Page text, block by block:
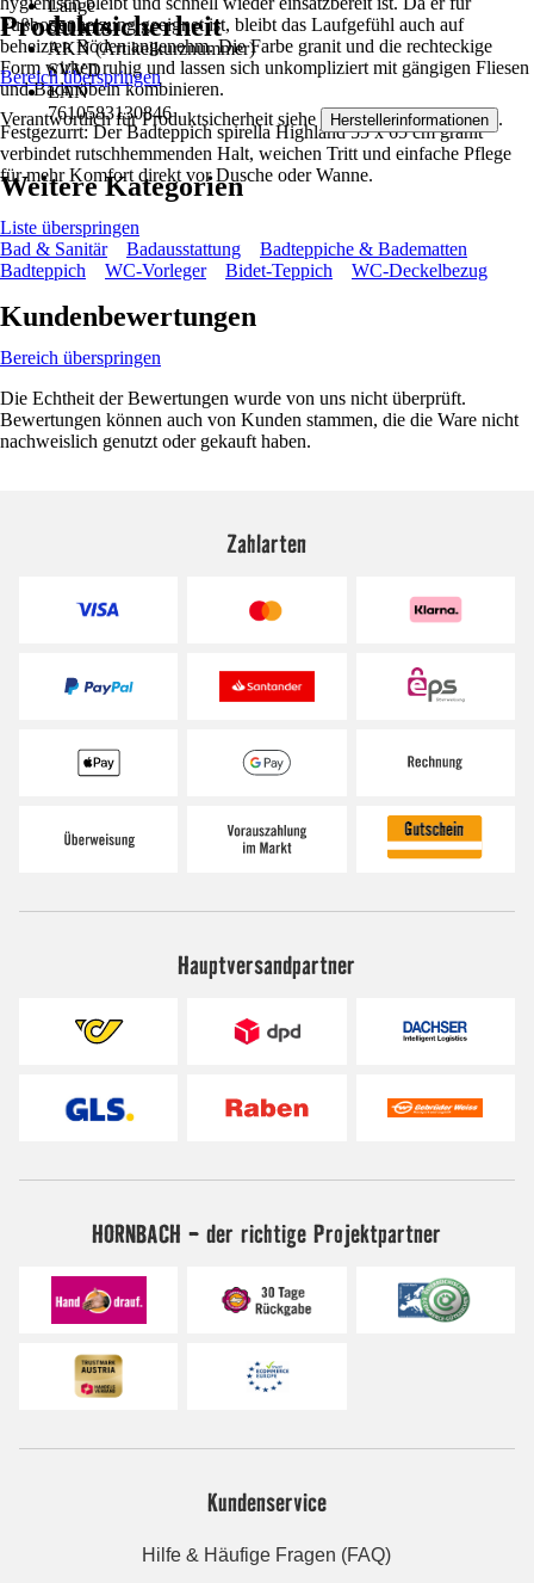
Länge
550 mm
AKN (Artikelkurznummer)
SVVD
EAN
7610583130846
Fußbodenheizung geeignet ist, bleibt das Laufgefühl auch auf
beheizten Böden angenehm. Die Farbe granit und die rechteckige
Form wirken ruhig und lassen sich unkompliziert mit gängigen Fliesen
und Badmöbeln kombinieren.
Festgezurrt: Der Badteppich spirella Highland 55 x 65 cm granit
verbindet rutschhemmenden Halt, weichen Tritt und einfache Pflege
für mehr Komfort direkt vor Dusche oder Wanne.
Produktsicherheit
Bereich überspringen
Verantwortlich für Produktsicherheit siehe Herstellerinformationen .
Weitere Kategorien
Liste überspringen
Bad & Sanitär
Badausstattung
Badteppiche & Badematten
Badteppich
WC-Vorleger Bidet-Teppich WC-Deckelbezug
Kundenbewertungen
Bereich überspringen
Die Echtheit der Bewertungen wurde von uns nicht überprüft.
Bewertungen können auch von Kunden stammen, die die Ware nicht
nachweislich genutzt oder gekauft haben.
Zahlarten
Hauptversandpartner
HORNBACH - der richtige Projektpartner
Kundenservice
Hilfe & Häufige Fragen (FAQ)